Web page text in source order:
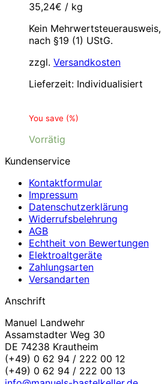
35,24€ / kg
Kein
nach §19 (1) UStG.
zzgl. Versandkosten
Lieferzeit: Individualisiert
You save (%)
Vorrätig
Kundenservice
Kontaktformular
Impressum
Datenschutzerklärung
Widerrufsbelehrung
AGB
Echtheit von Bewertungen
Elektroaltgeräte
Zahlungsarten
Versandarten
Anschrift
Manuel Landwehr
Assamstadter Weg 30
DE 74238 Krautheim
(+49) 0 62 94 / 222 00 12
(+49) 0 62 94 / 222 00 13